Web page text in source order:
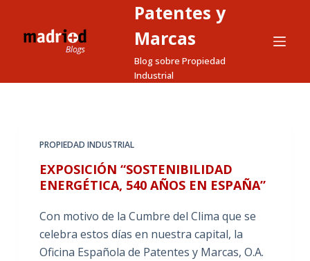
a
Patentes y
Marcas
Blog sobre Propiedad
Industrial
PROPIEDAD INDUSTRIAL
EXPOSICIÓN “SOSTENIBILIDAD
ENERGÉTICA, 540 AÑOS EN ESPAÑA”
Con motivo de la Cumbre del Clima que se
celebra estos días en nuestra capital, la
Oficina Española de Patentes y Marcas, O.A.